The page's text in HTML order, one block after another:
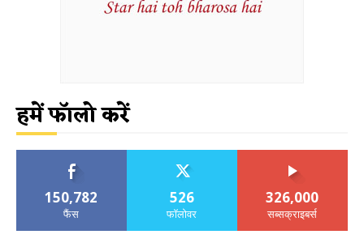
हमें फॉलो करें
150,782
फैंस
526
फॉलोवर
326,000
सब्सक्राइबर्स